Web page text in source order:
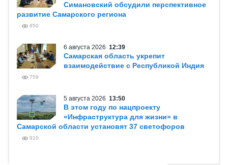
Симановский обсудили перспективное
развитие Самарского региона
850
6 августа 2026 12:39
Самарская область укрепит
взаимодействие с Республикой Индия
759
5 августа 2026 13:50
В этом году по нацпроекту
«Инфраструктура для жизни» в
Самарской области установят 37 светофоров
910